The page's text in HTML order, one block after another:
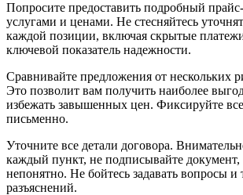
Попросите предоставить подробный
услугами и ценами. Не стесняйтесь
каждой позиции, включая скрытые
ключевой показатель надежности.
Сравнивайте предложения от нескольких
Это позволит вам получить наиболее
избежать завышенных цен. Фиксируйте
письменно.
Уточните все детали договора.
каждый пункт, не подписывайте документ,
непонятно. Не бойтесь задавать вопросы и
разъяснений.